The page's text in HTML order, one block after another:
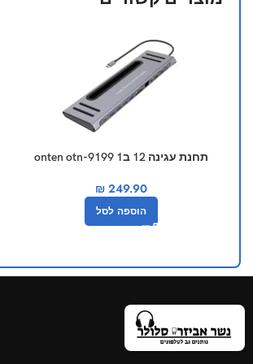
תחנת עגינה 12 ב1 onten otn-9199
₪ 249.90
הוספה לסל